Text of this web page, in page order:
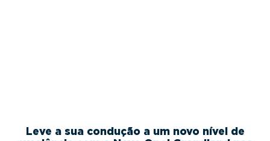
Leve a sua condução a um novo nível de